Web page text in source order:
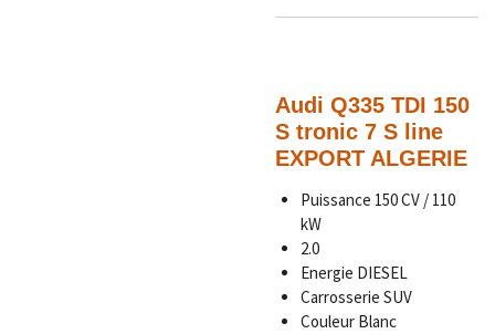
Audi Q335 TDI 150
S tronic 7 S line
EXPORT ALGERIE
Puissance 150 CV / 110
kW
2.0
Energie DIESEL
Carrosserie SUV
Couleur Blanc